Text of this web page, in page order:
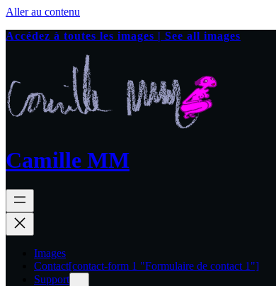
Aller au contenu
Accédez à toutes les images | See all images
Camille MM
Images
Contact[contact-form 1 "Formulaire de contact 1"]
Support